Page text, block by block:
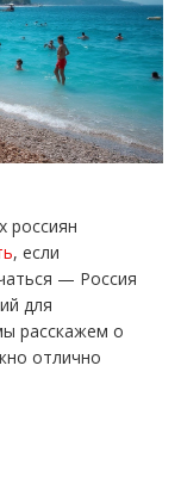
россиян
, если
— Россия
для
расскажем о
отлично